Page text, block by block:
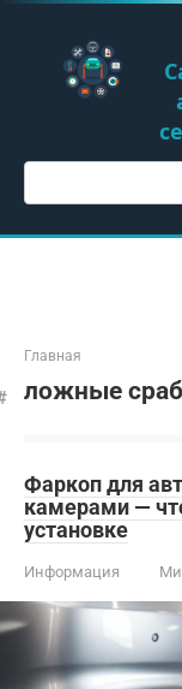
Перейти
контенту
Поиск:
Главная
ложные
Фаркоп для
камерами —
установке
Информация